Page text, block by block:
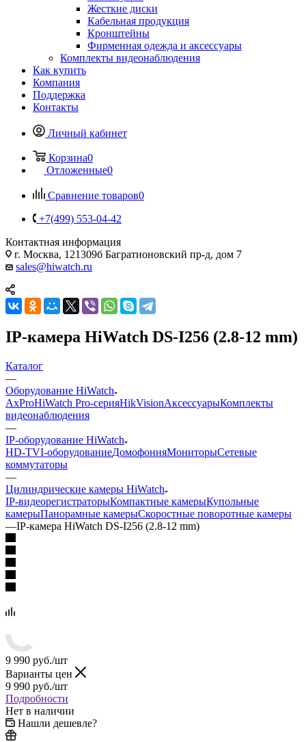
Жесткие диски
Кабельная продукция
Кронштейны
Фирменная одежда и аксессуары
Комплекты видеонаблюдения
Как купить
Компания
Поддержка
Контакты
Личный кабинет
Корзина0
Отложенные0
Сравнение товаров0
+7(499) 553-04-42
Контактная информация
г. Москва, 121309б Багратионовский пр-д, дом 7
sales@hiwatch.ru
IP-камера HiWatch DS-I256 (2.8-12 mm)
Каталог
—
Оборудование HiWatch
AxProHiWatch Pro-серияHikVisionАксессуарыКомплекты
видеонаблюдения
—
IP-оборудование HiWatch
HD-TVI-оборудованиеДомофонияМониторыСетевые
коммутаторы
—
Цилиндрические камеры HiWatch
IP-видеорегистраторыКомпактные камерыКупольные
камерыПанорамные камерыСкоростные поворотные камеры
—IP-камера HiWatch DS-I256 (2.8-12 mm)
9 990 руб./шт
Варианты цен
9 990 руб./шт
Подробности
Нет в наличии
Нашли дешевле?